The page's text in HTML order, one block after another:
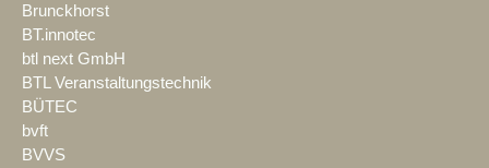
Brunckhorst
BT.innotec
btl next GmbH
BTL Veranstaltungstechnik
BÜTEC
bvft
BVVS